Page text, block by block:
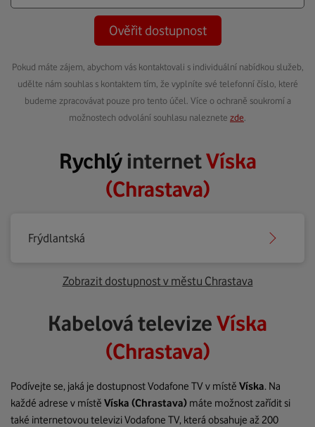
Ověřit dostupnost
Pokud máte zájem, abychom vás kontaktovali s individuální nabídkou služeb,
udělte nám souhlas s kontaktem tím, že vyplníte své telefonní číslo, které
budeme zpracovávat pouze pro tento účel. Více o ochraně soukromí a
možnostech odvolání souhlasu naleznete zde
RychlýinternetVíska
(Chrastava)
Frýdlantská
Zobrazit dostupnost v městu Chrastava
Kabelová televizeVíska
(Chrastava)
Podívejte se, jaká je dostupnost Vodafone TV v místě Víska. Na
každé adrese v místě Víska (Chrastava) máte možnost zařídit si
také internetovou televizi Vodafone TV, která obsahuje až 200